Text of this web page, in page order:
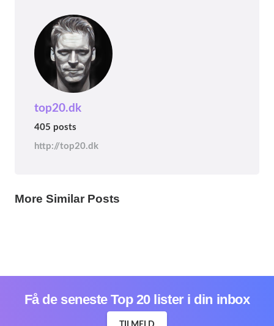
top20.dk
405 posts
http://top20.dk
More Similar Posts
1 year ago
1 year ago
Få de seneste Top 20 lister i din inbox